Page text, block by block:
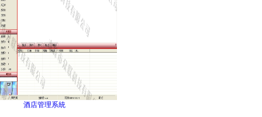
酒店管理系統